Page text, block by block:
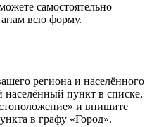
самостоятельно
всю форму.
региона и населённого
пункт в списке,
и впишите
в графу «Город».